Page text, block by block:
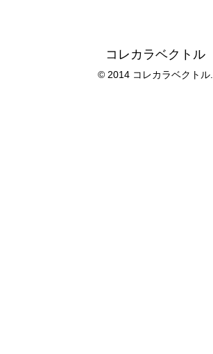
コレカラベクトル
© 2014 コレカラベクトル.